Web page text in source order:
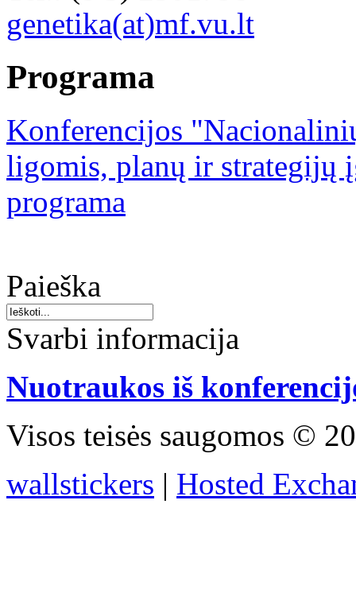
genetika(at)mf.vu.lt
Programa
Konferencijos
ligomis, planų ir strategijų
programa
Paieška
Svarbi informacija
Nuotraukos iš
Visos teisės saugomos ©
wallstickers | Hosted